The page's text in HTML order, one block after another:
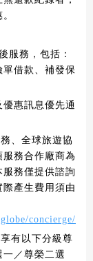
服務，包括：
借款、補發保
惠訊息優先通
、全球旅遊協
務合作廠商為
務僅提供諮詢
產生費用須由
concierge/
有以下分級尊
／尊榮二選